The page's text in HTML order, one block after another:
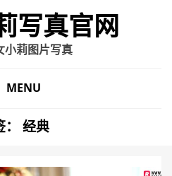
写真官网
小莉图片写真
MENU
经典